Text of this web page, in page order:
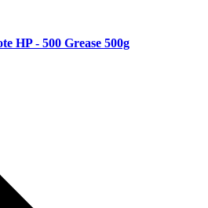
HP - 500 Grease 500g